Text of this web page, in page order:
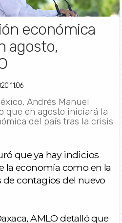
económica
agosto,
11:06
Andrés Manuel
que en agosto iniciará la
del país tras la crisis
que ya hay indicios
la economía como en la
contagios del nuevo
AMLO detalló que